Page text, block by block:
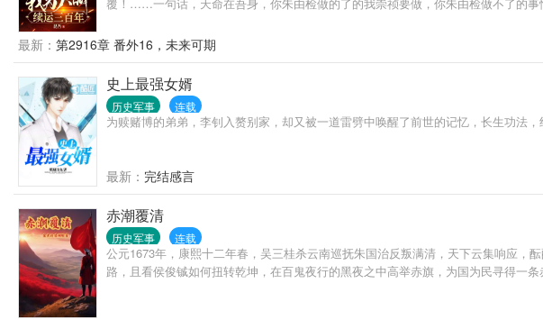
最新： 第2916章 番外16，未来可期
史上最强女婿
历史军事 连载
为赎赌博的弟弟，李钊入赘别家，却又被一道雷劈中唤醒了前世的记忆，长生功法
最新： 完结感言
赤潮覆清
历史军事 连载
公元1673年，康熙十二年春，吴三桂杀云南巡抚朱国治反叛满清，天下云集响应，
路，且看侯俊铖如何扭转乾坤，在百鬼夜行的黑夜之中高举赤旗，为国为民寻得一条